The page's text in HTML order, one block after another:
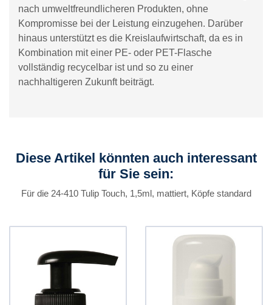
nach umweltfreundlicheren Produkten, ohne
Kompromisse bei der Leistung einzugehen. Darüber
hinaus unterstützt es die Kreislaufwirtschaft, da es in
Kombination mit einer PE- oder PET-Flasche
vollständig recycelbar ist und so zu einer
nachhaltigeren Zukunft beiträgt.
Diese Artikel könnten auch interessant
für Sie sein:
Für die 24-410 Tulip Touch, 1,5ml, mattiert, Köpfe standard